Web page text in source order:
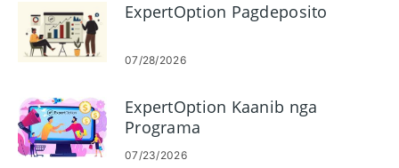
ug mga indikasyon, ug mga estratehiya sa pagsulay nga
adunay mga virtual nga pondo sa wala pa nimo ikonsiderar
ang pagpondo sa usa ka live account. Kini ang pinakaluwas
eksperimento sa lain-laing mga expiration ug mga gidak-on
sa order, ug komportable sa mga himan sa plataporma sa
desktop ug mobile. Ang pagkapamilyar sa demo workflow
makapakunhod sa mga sayop sa pag-setup ug
ExpertOption Pagdeposito
07/28/2026
ExpertOption Kaanib nga
Programa
07/23/2026